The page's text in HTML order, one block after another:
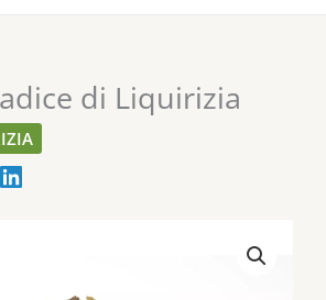
di Liquirizia